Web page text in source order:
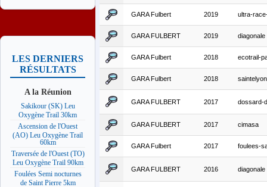
LES DERNIERS
RÉSULTATS
A la Réunion
Sakikour (SK) Leu
Oxygène Trail 30km
Ascension de l'Ouest
(AO) Leu Oxygène Trail
60km
Traversée de l'Ouest (TO)
Leu Oxygène Trail 90km
Foulées Semi nocturnes
de Saint Pierre 5km
GARA Fulbert 2019 ultra-
GARA FULBERT 2019 diagonale
GARA Fulbert 2018 ecotrail-
GARA Fulbert 2018 saintelyon
GARA FULBERT 2017 dossard-
GARA FULBERT 2017 cimasa
GARA Fulbert 2017 foulees-
GARA FULBERT 2016 diagonale